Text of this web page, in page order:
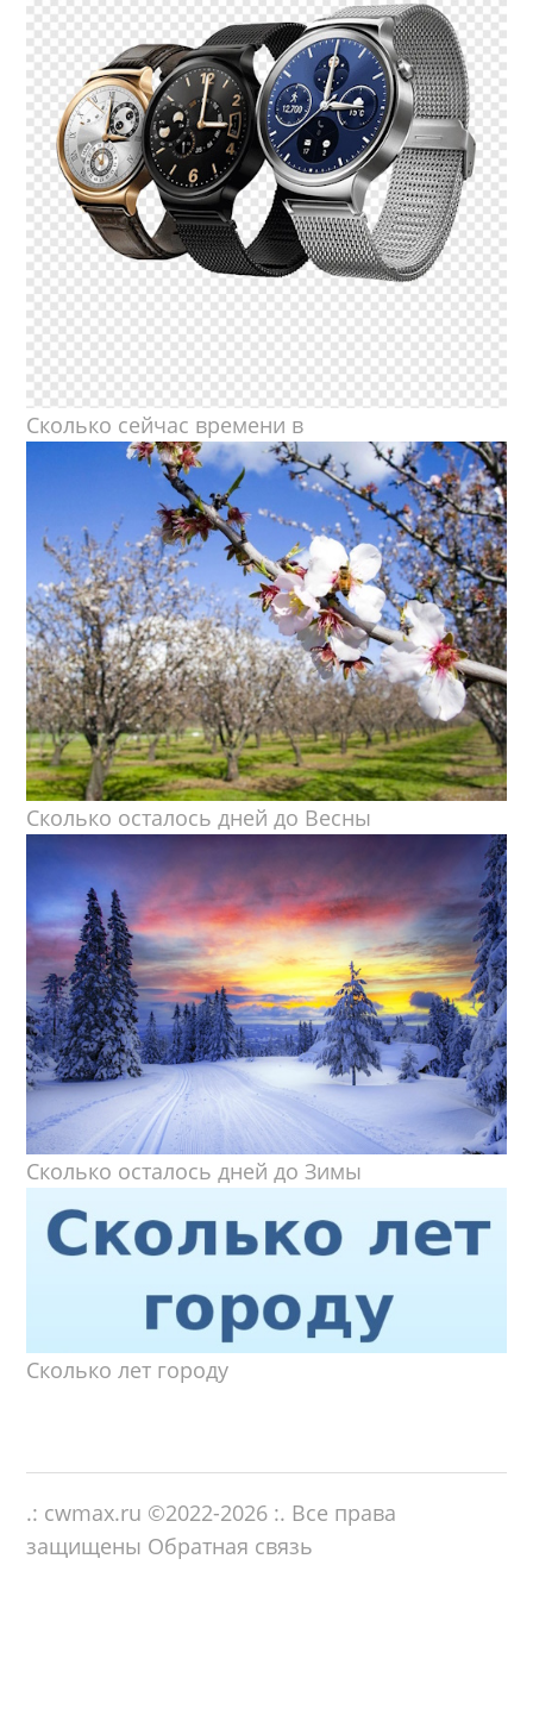
Сколько сейчас времени в
Сколько осталось дней до Весны
Сколько осталось дней до Зимы
Сколько лет городу
.: cwmax.ru ©2022-2026 :. Все права
защищены Обратная связь